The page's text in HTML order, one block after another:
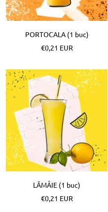
PORTOCALA (1 buc)
Pret
€0,21 EUR
LĂMÂIE (1 buc)
Pret
€0,21 EUR